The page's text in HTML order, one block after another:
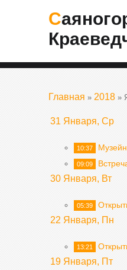
Саяногорский
Главная » 2018 »
31 Января, Ср
10:37
09:09
30 Января, Вт
05:39
22 Января, Пн
13:21
19 Января, Пт